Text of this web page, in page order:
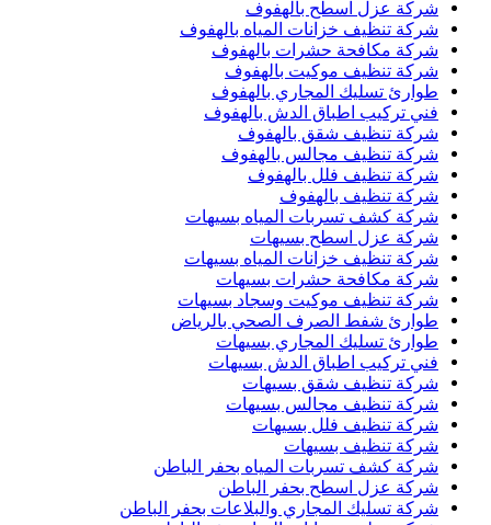
شركة عزل اسطح بالهفوف
شركة تنظيف خزانات المياه بالهفوف
شركة مكافحة حشرات بالهفوف
شركة تنظيف موكيت بالهفوف
طوارئ تسليك المجاري بالهفوف
فني تركيب اطباق الدش بالهفوف
شركة تنظيف شقق بالهفوف
شركة تنظيف مجالس بالهفوف
شركة تنظيف فلل بالهفوف
شركة تنظيف بالهفوف
شركة كشف تسربات المياه بسيهات
شركة عزل اسطح بسيهات
شركة تنظيف خزانات المياه بسيهات
شركة مكافحة حشرات بسيهات
شركة تنظيف موكيت وسجاد بسيهات
طوارئ شفط الصرف الصحي بالرياض
طوارئ تسليك المجاري بسيهات
فني تركيب اطباق الدش بسيهات
شركة تنظيف شقق بسيهات
شركة تنظيف مجالس بسيهات
شركة تنظيف فلل بسيهات
شركة تنظيف بسيهات
شركة كشف تسربات المياه بحفر الباطن
شركة عزل اسطح بحفر الباطن
شركة تسليك المجاري والبلاعات بحفر الباطن